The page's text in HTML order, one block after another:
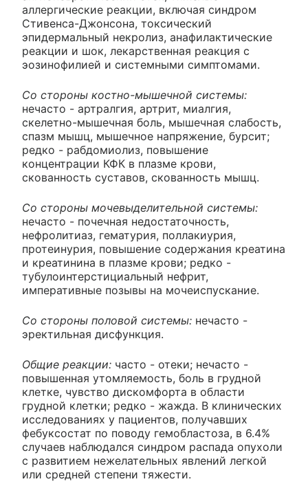
аллергические реакции, включая синдром
Стивенса-Джонсона, токсический
эпидермальный некролиз, анафилактические
реакции и шок, лекарственная реакция с
эозинофилией и системными симптомами.
Со стороны костно-мышечной системы:
нечасто - артралгия, артрит, миалгия,
скелетно-мышечная боль, мышечная слабость,
спазм мышц, мышечное напряжение, бурсит;
редко - рабдомиолиз, повышение
концентрации КФК в плазме крови,
скованность суставов, скованность мышц.
Со стороны мочевыделительной системы:
нечасто - почечная недостаточность,
нефролитиаз, гематурия, поллакиурия,
протеинурия, повышение содержания креатина
и креатинина в плазме крови; редко -
тубулоинтерстициальный нефрит,
императивные позывы на мочеиспускание.
Со стороны половой системы: нечасто -
эректильная дисфункция.
Общие реакции: часто - отеки; нечасто -
повышенная утомляемость, боль в грудной
клетке, чувство дискомфорта в области
грудной клетки; редко - жажда. В клинических
исследованиях у пациентов, получавших
фебуксостат по поводу гемобластоза, в 6.4%
случаев наблюдался синдром распада опухоли
с развитием нежелательных явлений легкой
или средней степени тяжести.